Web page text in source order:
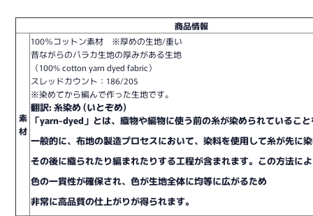
商品情報
素
材
100％コットン素材 ※厚めの生地/重い
昔ながらのパラカ生地の厚みがある生地
（100% cotton yarn dyed fabric）
スレッドカウント：186/205
※染めてから編んで作った生地です。
翻訳: 糸染め (いとぞめ)
「yarn-dyed」とは、織物や編物に使う前の糸が染められているこ
一般的に、布地の製造プロセスにおいて、染料を使用して糸が先に
その後に織られたり編まれたりする工程が含まれます。この方法に
色の一貫性が確保され、色が生地全体に均等に広がるため
非常に高品質の仕上がりが得られます。